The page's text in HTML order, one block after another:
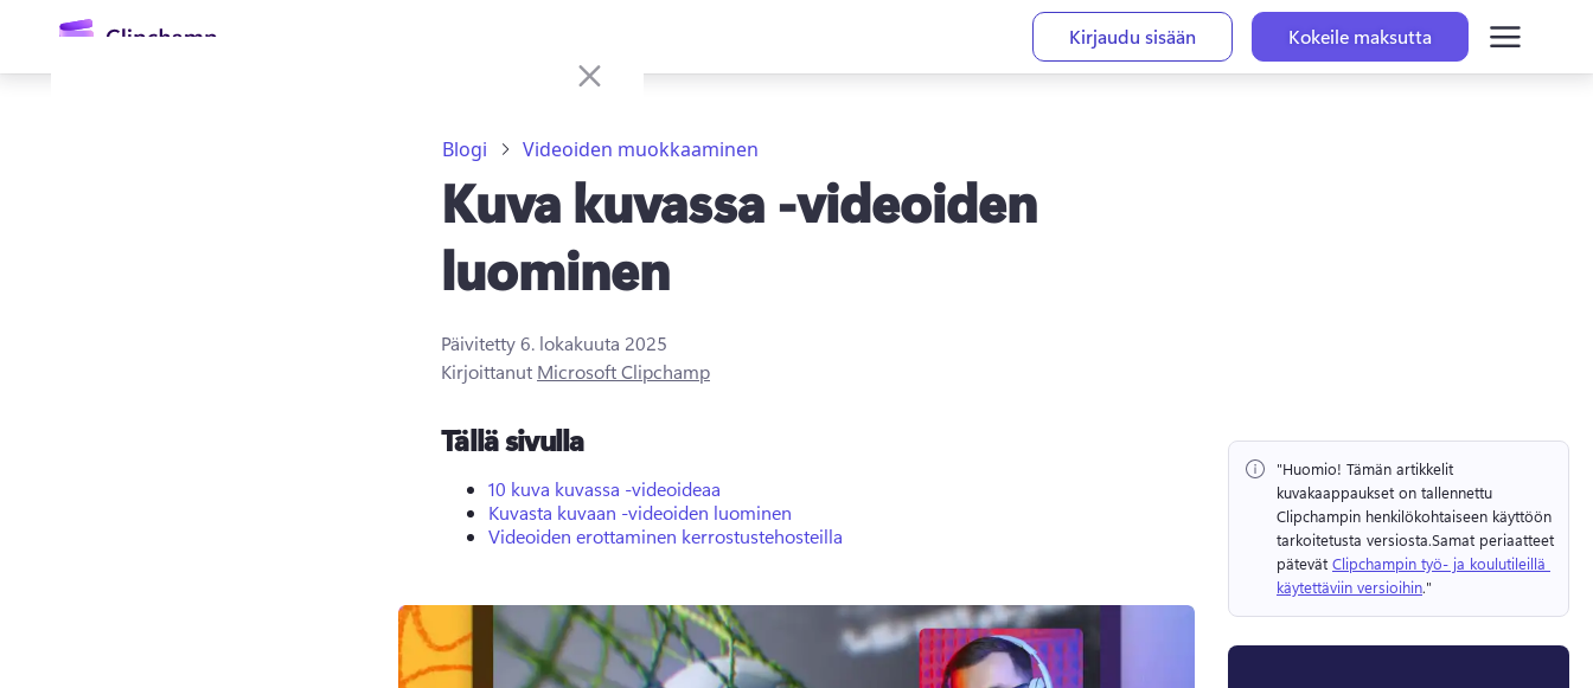
Kirjaudu sisään Kokeile maksutta
Blogi Videoiden muokkaaminen
Kuva kuvassa -videoiden
luominen
Päivitetty6. lokakuuta 2025
Kirjoittanut Microsoft Clipchamp
Tällä sivulla
10 kuva kuvassa -videoideaa
Kuvasta kuvaan -videoiden luominen
Videoiden erottaminen kerrostustehosteilla
"Huomio! Tämän artikkelit
kuvakaappaukset on tallennettu
Clipchampin henkilökohtaiseen käyttöön
tarkoitetusta versiosta.Samat periaatteet
pätevät Clipchampin työ- ja koulutileillä
käytettäviin versioihin."